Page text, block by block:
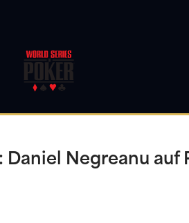
Daniel Negreanu auf